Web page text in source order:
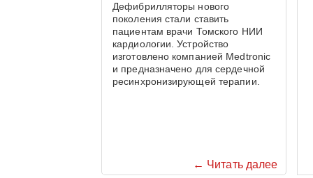
← Читать далее
Дефибрилляторы нового
поколения стали ставить
пациентам врачи Томского НИИ
кардиологии. Устройство
изготовлено компанией Medtronic
и предназначено для сердечной
ресинхронизирующей терапии.